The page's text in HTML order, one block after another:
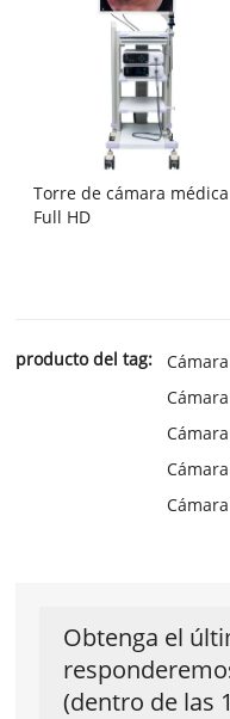
Torre de cámara médica
Full HD
producto del tag:
Obtenga el
(dentro de las